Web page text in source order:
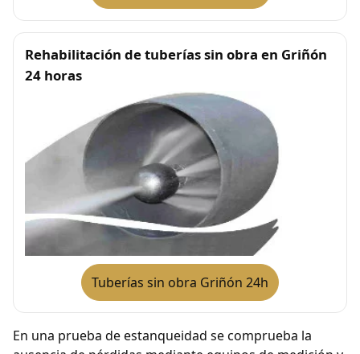
Rehabilitación de tuberías sin obra en Griñón
24 horas
Tuberías sin obra Griñón 24h
En una prueba de estanqueidad se comprueba la